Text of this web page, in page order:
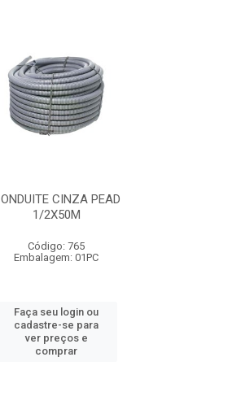
CINZA PEAD
1/2X50M
Código: 765
Embalagem: 01PC
Faça seu login ou
cadastre-se para
ver preços e
comprar